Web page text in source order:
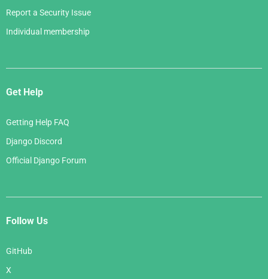
Report a Security Issue
Individual membership
Get Help
Getting Help FAQ
Django Discord
Official Django Forum
Follow Us
GitHub
X